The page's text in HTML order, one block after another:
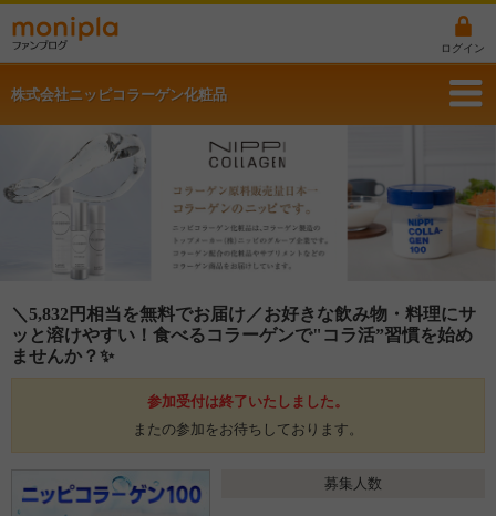
ログイン
株式会社ニッピコラーゲン化粧品
＼5,832円相当を無料でお届け／お好きな飲み物・料理にサ
ッと溶けやすい！食べるコラーゲンで"コラ活”習慣を始め
ませんか？✨
参加受付は終了いたしました。
またの参加をお待ちしております。
募集人数